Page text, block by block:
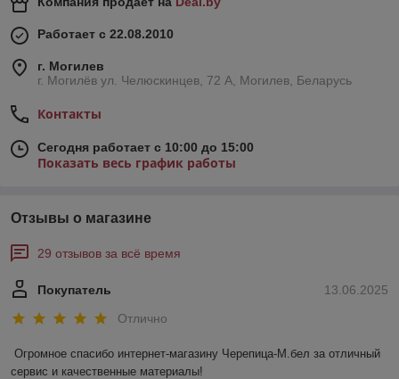
Работает с 22.08.2010
г. Могилев
г. Могилёв ул. Челюскинцев, 72 А, Могилев, Беларусь
Контакты
Сегодня работает с 10:00 до 15:00
Показать весь график работы
Отзывы о магазине
29 отзывов за всё время
13.06.2025
Покупатель
Отлично
Огромное спасибо интернет-магазину Черепица-М.бел за отличный
сервис и качественные материалы!